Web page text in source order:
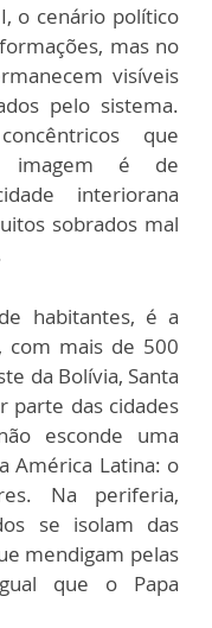
o cenário político
mas no
visíveis
pelo sistema.
que
imagem é de
interiorana
sobrados mal
habitantes, é a
com mais de 500
da Bolívia, Santa
parte das cidades
esconde uma
América Latina: o
Na periferia,
se isolam das
mendigam pelas
que o Papa